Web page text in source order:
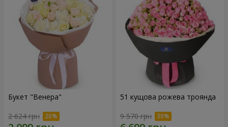
Букет "Венера"
2 624 грн
51 кущова рожева троянда
9 570 грн